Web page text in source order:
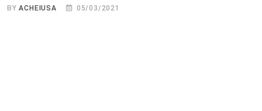
BYACHEIUSA 05/03/2021